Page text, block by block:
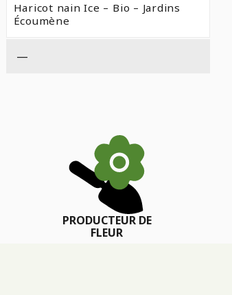
Haricot nain Ice – Bio – Jardins
Écoumène
—
PRODUCTEUR DE
FLEUR